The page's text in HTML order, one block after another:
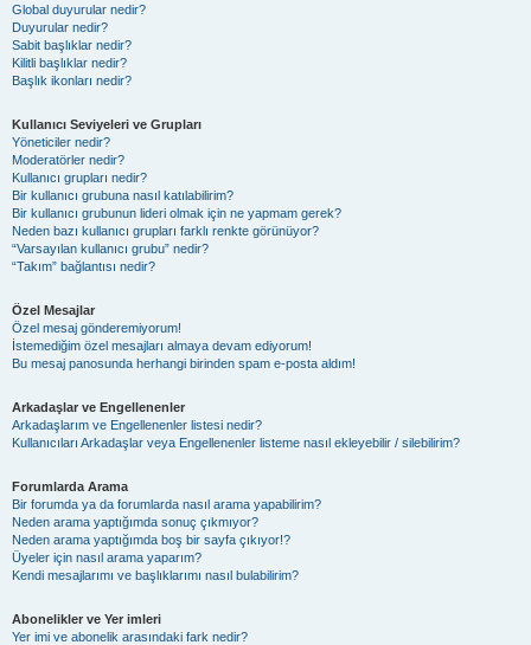
Global duyurular nedir?
Duyurular nedir?
Sabit başlıklar nedir?
Kilitli başlıklar nedir?
Başlık ikonları nedir?
Kullanıcı Seviyeleri ve Grupları
Yöneticiler nedir?
Moderatörler nedir?
Kullanıcı grupları nedir?
Bir kullanıcı grubuna nasıl katılabilirim?
Bir kullanıcı grubunun lideri olmak için ne yapmam gerek?
Neden bazı kullanıcı grupları farklı renkte görünüyor?
“Varsayılan kullanıcı grubu” nedir?
“Takım” bağlantısı nedir?
Özel Mesajlar
Özel mesaj gönderemiyorum!
İstemediğim özel mesajları almaya devam ediyorum!
Bu mesaj panosunda herhangi birinden spam e-posta aldım!
Arkadaşlar ve Engellenenler
Arkadaşlarım ve Engellenenler listesi nedir?
Kullanıcıları Arkadaşlar veya Engellenenler listeme nasıl ekleyebilir / silebilirim?
Forumlarda Arama
Bir forumda ya da forumlarda nasıl arama yapabilirim?
Neden arama yaptığımda sonuç çıkmıyor?
Neden arama yaptığımda boş bir sayfa çıkıyor!?
Üyeler için nasıl arama yaparım?
Kendi mesajlarımı ve başlıklarımı nasıl bulabilirim?
Abonelikler ve Yer imleri
Yer imi ve abonelik arasındaki fark nedir?